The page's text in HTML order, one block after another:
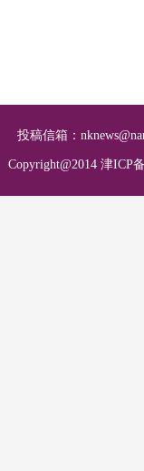
投稿信箱：
Copyright@2014 津ICP